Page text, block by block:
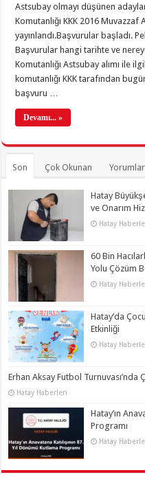
Astsubay olmayı düşünen
Komutanlığı KKK 2016 Muvazzaf
yayınlandı.Başvurular başladı.
Başvurular hangi tarihte ve
Komutanlığı Astsubay alımı ile
komutanlığı KKK tarafından
başvuru …
Devamı... »
Son Çok Okunan Yorumlar
Hatay
ve Onarım
Hatay
60 Bin
Yolu Çözüm
Hatay
Hatay’da
Etkinliği
Hatay
Erhan Aksay Futbol Turnuvası’nda
Hatay Haberleri
Hatay’ın
Programı
Hatay